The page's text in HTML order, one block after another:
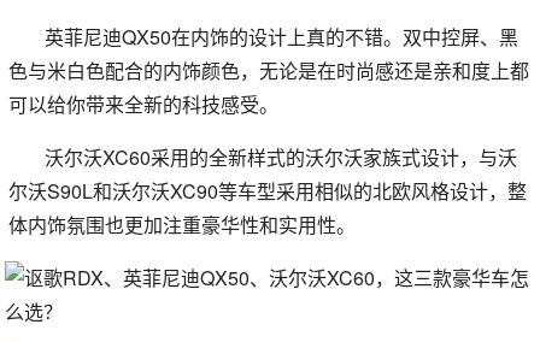
英菲尼迪QX50在内饰的设计上真的不错。双中控屏、黑
色与米白色配合的内饰颜色，无论是在时尚感还是亲和度上都
可以给你带来全新的科技感受。
沃尔沃XC60采用的全新样式的沃尔沃家族式设计，与沃
尔沃S90L和沃尔沃XC90等车型采用相似的北欧风格设计，整
体内饰氛围也更加注重豪华性和实用性。